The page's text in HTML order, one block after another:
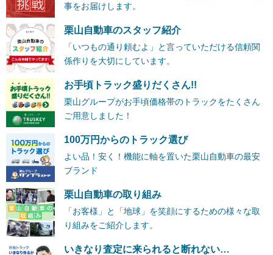
事をお届けします。
栗山自動車のスタッフ紹介
「いつもの通り頼むよ」と言っていただける信頼関
係作りを大切にしています。
お手頃トラック盛りだくさん!!
栗山グループがお手頃価格帯のトラックをたくさん
ご用意しました！
100万円からのトラック選び
よい品！安く！機能に軸を置いた栗山自動車の最安
ブランド
栗山自動車の取り組み
「お客様」と「地球」を笑顔にするための様々な取
り組みをご紹介します。
いきなり査定に来られると断れない…